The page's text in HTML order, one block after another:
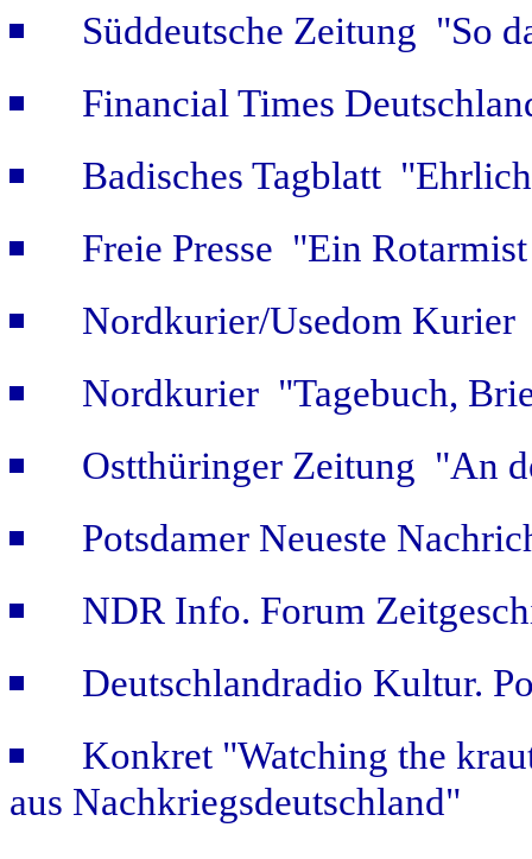
Süddeutsche Zeitung "So
Financial Times
Badisches Tagblatt
Freie Presse "Ein
Nordkurier/Usedom
Nordkurier "Tagebuch,
Ostthüringer Zeitung "An
Potsdamer Neueste
NDR Info. Forum
Deutschlandradio Kultur.
Konkret "Watching the
aus Nachkriegsdeutschland"